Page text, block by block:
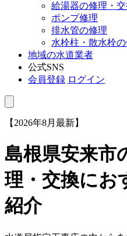
給湯器の修理・交
ポンプ修理
排水管の修理
水栓柱・散水栓
地域の水道業者
公式SNS
会員登録 ログイン
【2026年8月最新】
島根県安来市
理・交換にお
紹介